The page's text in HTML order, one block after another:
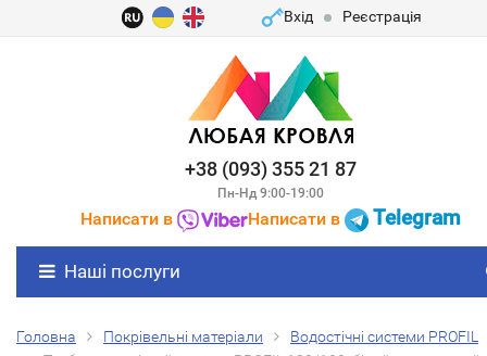
Вхід Реєстрація
+38 (093) 355 21 87
Пн-Нд 9:00-19:00
Написати в Написати в Telegram
Наші послуги
Головна Покрівельні матеріали
Водостічні системи PROFIL